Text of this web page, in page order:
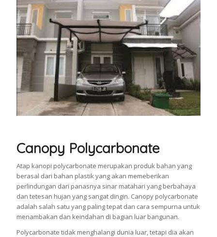
Canopy Polycarbonate
Atap kanopi polycarbonate merupakan produk bahan yang
berasal dari bahan plastik yang akan memeberikan
perlindungan dari panasnya sinar matahari yang berbahaya
dan tetesan hujan yang sangat dingin. Canopy polycarbonate
adalah salah satu yang paling tepat dan cara sempurna untuk
menambakan dan keindahan di bagian luar bangunan.
Polycarbonate tidak menghalangi dunia luar, tetapi dia akan